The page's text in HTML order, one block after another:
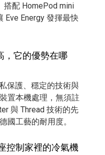
搭配 HomePod mini
Eve Energy 發揮最快
，它的優勢在哪
保護、穩定的技術與
置本機處理，無須註
與 Thread 技術的先
國工藝的耐用度。
控制家裡的冷氣機